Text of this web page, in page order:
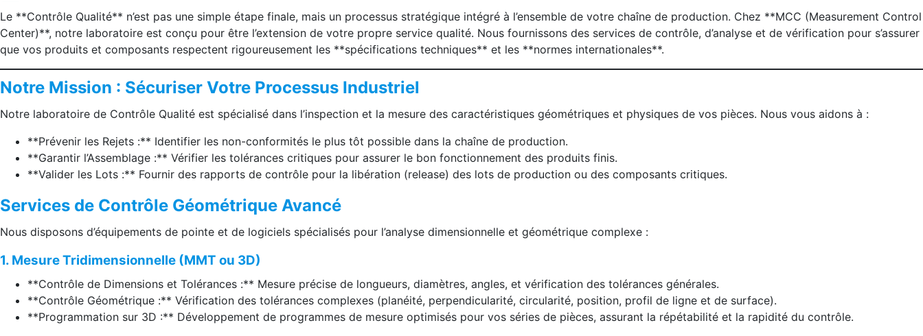
Le **Contrôle Qualité** n’est pas une simple étape finale, mais un processus stratégique intégré à l’ensemble de votre chaîne de production. Chez **MCC (Measurement Control
Center)**, notre laboratoire est conçu pour être l’extension de votre propre service qualité. Nous fournissons des services de contrôle, d’analyse et de vérification pour s’assurer
que vos produits et composants respectent rigoureusement les **spécifications techniques** et les **normes internationales**.
Notre Mission : Sécuriser Votre Processus Industriel
Notre laboratoire de Contrôle Qualité est spécialisé dans l’inspection et la mesure des caractéristiques géométriques et physiques de vos pièces. Nous vous aidons à :
**Prévenir les Rejets :** Identifier les non-conformités le plus tôt possible dans la chaîne de production.
**Garantir l’Assemblage :** Vérifier les tolérances critiques pour assurer le bon fonctionnement des produits finis.
**Valider les Lots :** Fournir des rapports de contrôle pour la libération (release) des lots de production ou des composants critiques.
Services de Contrôle Géométrique Avancé
Nous disposons d’équipements de pointe et de logiciels spécialisés pour l’analyse dimensionnelle et géométrique complexe :
1. Mesure Tridimensionnelle (MMT ou 3D)
**Contrôle de Dimensions et Tolérances :** Mesure précise de longueurs, diamètres, angles, et vérification des tolérances générales.
**Contrôle Géométrique :** Vérification des tolérances complexes (planéité, perpendicularité, circularité, position, profil de ligne et de surface).
**Programmation sur 3D :** Développement de programmes de mesure optimisés pour vos séries de pièces, assurant la répétabilité et la rapidité du contrôle.